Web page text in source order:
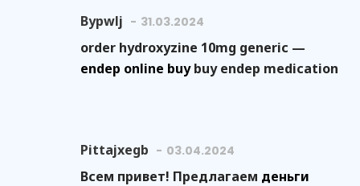
Bypwlj 31.03.2024
order hydroxyzine 10mg generic —
endep online buybuy endep medication
Pittajxegb 03.04.2024
Всем привет! Предлагаем деньги